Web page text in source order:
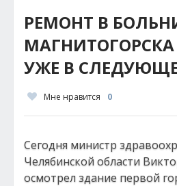
РЕМОНТ В
УЖЕ В
Мне нравится 0
Сегодня министр
Челябинской области
осмотрел здание первой